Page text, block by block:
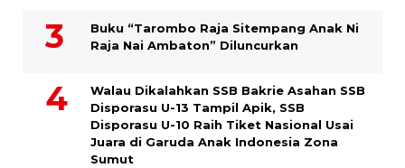
Buku “Tarombo Raja Sitempang Anak Ni
Raja Nai Ambaton” Diluncurkan
Walau Dikalahkan SSB Bakrie Asahan SSB
Disporasu U-13 Tampil Apik, SSB
Disporasu U-10 Raih Tiket Nasional Usai
Juara di Garuda Anak Indonesia Zona
Sumut